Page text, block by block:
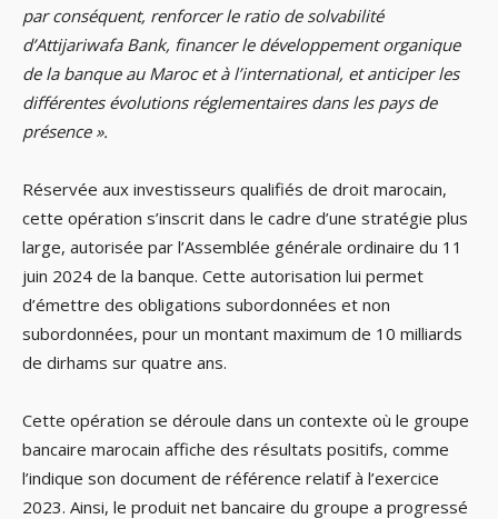
par conséquent, renforcer le ratio de solvabilité
d’Attijariwafa Bank, financer le développement organique
de la banque au Maroc et à l’international, et anticiper les
différentes évolutions réglementaires dans les pays de
présence ».
Réservée aux investisseurs qualifiés de droit marocain,
cette opération s’inscrit dans le cadre d’une stratégie plus
large, autorisée par l’Assemblée générale ordinaire du 11
juin 2024 de la banque. Cette autorisation lui permet
d’émettre des obligations subordonnées et non
subordonnées, pour un montant maximum de 10 milliards
de dirhams sur quatre ans.
Cette opération se déroule dans un contexte où le groupe
bancaire marocain affiche des résultats positifs, comme
l’indique son document de référence relatif à l’exercice
2023. Ainsi, le produit net bancaire du groupe a progressé